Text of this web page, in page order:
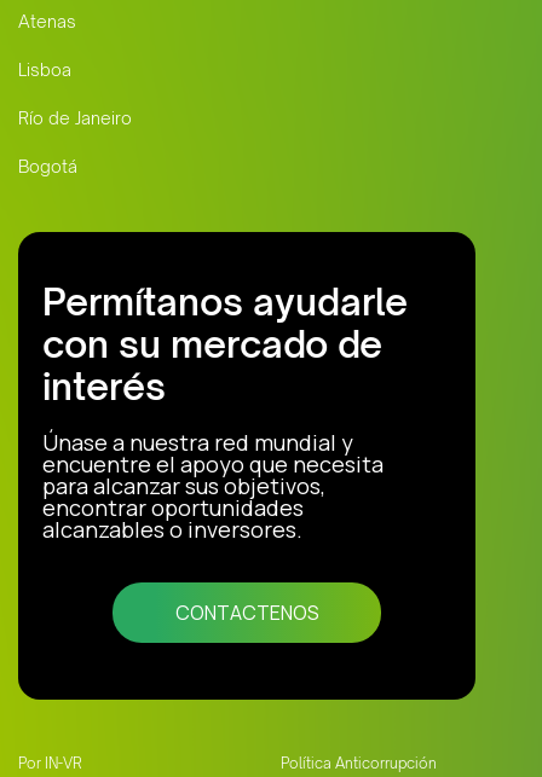
Atenas
Lisboa
Río de Janeiro
Bogotá
Permítanos ayudarle
con su mercado de
interés
Únase a nuestra red mundial y
encuentre el apoyo que necesita
para alcanzar sus objetivos,
encontrar oportunidades
alcanzables o inversores.
CONTACTENOS
Por IN-VR Política Anticorrupción